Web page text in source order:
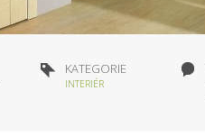
KATEGORIE
INTERIÉR